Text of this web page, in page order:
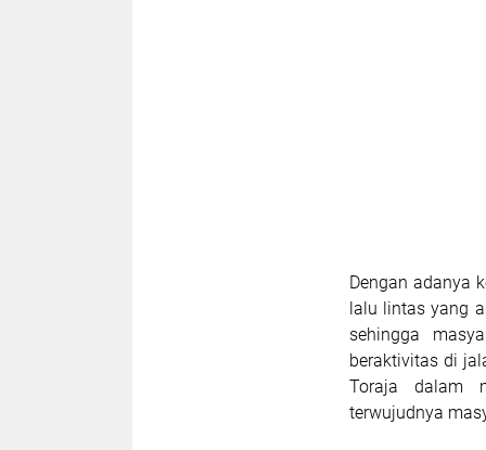
Dengan adanya
lalu lintas yang
sehingga
beraktivitas di
Toraja dalam
terwujudnya